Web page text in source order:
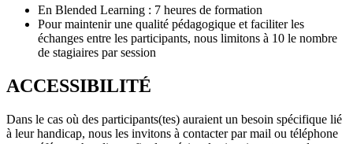
En Blended Learning : 7 heures de formation
Pour maintenir une qualité pédagogique et faciliter les
échanges entre les participants, nous limitons à 10 le nombre
de stagiaires par session
ACCESSIBILITÉ
Dans le cas où des participants(tes) auraient un besoin spécifique lié
à leur handicap, nous les invitons à contacter par mail ou téléphone